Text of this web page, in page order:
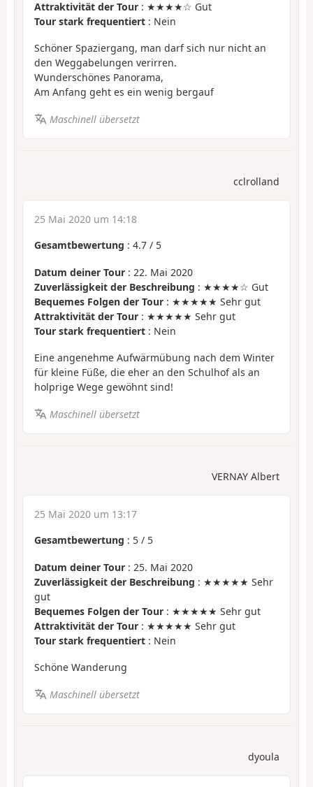
Attraktivität der Tour : ★★★★☆ Gut
Tour stark frequentiert : Nein
Schöner Spaziergang, man darf sich nur nicht an
den Weggabelungen verirren.
Wunderschönes Panorama,
Am Anfang geht es ein wenig bergauf
Maschinell übersetzt
cclrolland
25 Mai 2020 um 14:18
Gesamtbewertung : 4.7 / 5
Datum deiner Tour : 22. Mai 2020
Zuverlässigkeit der Beschreibung : ★★★★☆ Gut
Bequemes Folgen der Tour : ★★★★★ Sehr gut
Attraktivität der Tour : ★★★★★ Sehr gut
Tour stark frequentiert : Nein
Eine angenehme Aufwärmübung nach dem Winter
für kleine Füße, die eher an den Schulhof als an
holprige Wege gewöhnt sind!
Maschinell übersetzt
VERNAY Albert
25 Mai 2020 um 13:17
Gesamtbewertung : 5 / 5
Datum deiner Tour : 25. Mai 2020
Zuverlässigkeit der Beschreibung : ★★★★★ Sehr
gut
Bequemes Folgen der Tour : ★★★★★ Sehr gut
Attraktivität der Tour : ★★★★★ Sehr gut
Tour stark frequentiert : Nein
Schöne Wanderung
Maschinell übersetzt
dyoula